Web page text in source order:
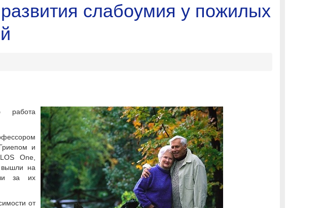
слабоумия у пожилых
работа
и
One,
вышли на
за их
от